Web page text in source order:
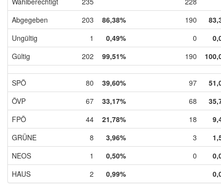
Abgegeben
203 86,38% 190
Ungültig
1 0,49% 0
Gültig
202 99,51% 190
SPÖ 80 39,60% 97
ÖVP
67 33,17% 68
FPÖ
44 21,78% 18
GRÜNE
8 3,96% 3
NEOS
1 0,50% 0
HAUS
2 0,99%